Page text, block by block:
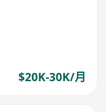
$20K-30K/月